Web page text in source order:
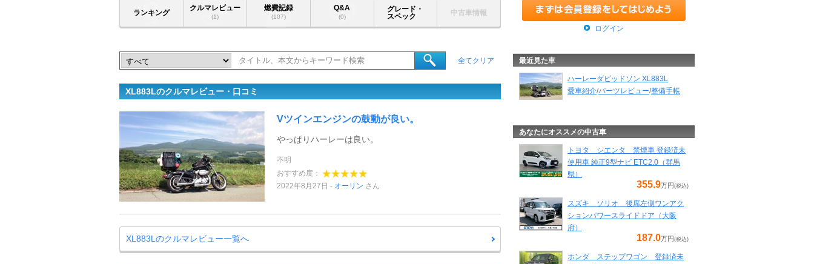
ランキング
クルマレビュー
(1)
燃費記録
(107)
Q&A
(0)
グレード・
スペック
中古車情報
全てクリア
XL883Lのクルマレビュー・口コミ
Vツインエンジンの鼓動が良い。
やっぱりハーレーは良い。
不明
おすすめ度：
2022年8月27日
オーリン さん
XL883Lのクルマレビュー一覧へ
ログイン
最近見た車
ハーレーダビッドソン XL883L
愛車紹介/パーツレビュー/整備手帳
あなたにオススメの中古車
トヨタ シエンタ 禁煙車 登録済未
使用車 純正9型ナビ ETC2.0（群馬
県）
355.9万円 (税込)
スズキ ソリオ 後席左側ワンアク
ションパワースライドドア（大阪
府）
187.0万円 (税込)
ホンダ ステップワゴン 登録済未